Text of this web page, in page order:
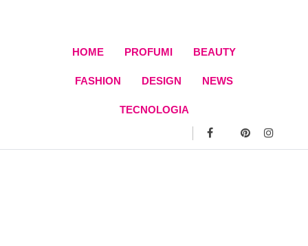
HOME PROFUMI BEAUTY
FASHION DESIGN NEWS
TECNOLOGIA